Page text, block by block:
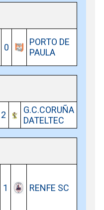
0
PORTO DE
PAULA
2
G.C.CORUÑA
DATELTEC
1 RENFE SC